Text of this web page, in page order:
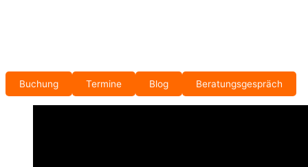
Buchung Termine Blog Beratungsgespräch